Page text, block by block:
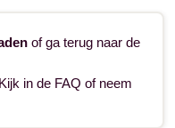
of ga terug naar de
in de FAQ of neem